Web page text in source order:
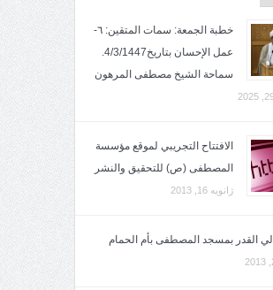
خطبة الجمعة: سمات المتقين: ٦-
عمل الإحسان بتاريخ4/3/1447.
سماحة الشيخ مصطفى المرهون
الافتتاح التجريبي لموقع مؤسسة
المصطفى (ص) للتحقيق والنشر
ژانویه 16, 2013
القدر بمسجد المصطفى بأم الحمام